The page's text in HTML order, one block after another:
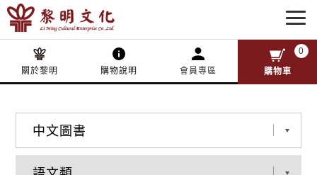
關於黎明 購物說明 會員專區
0
購物車